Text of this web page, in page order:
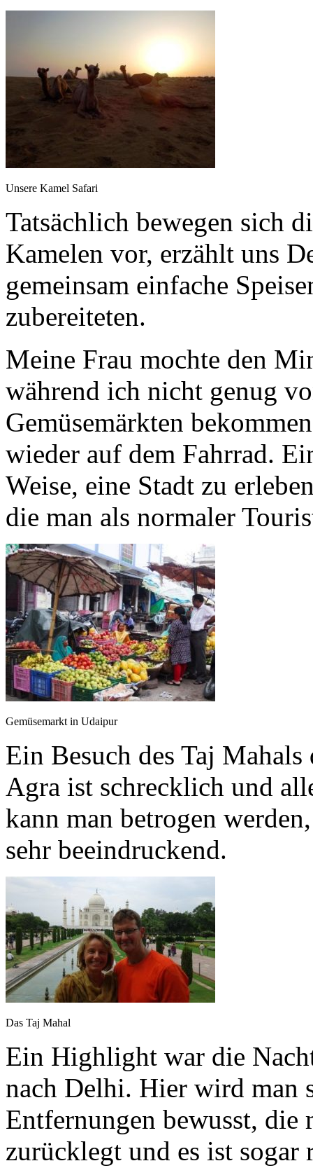
Unsere Kamel Safari
Tatsächlich bewegen sich
Kamelen vor, erzählt uns
gemeinsam einfache
zubereiteten.
Meine Frau mochte den
während ich nicht genug
Gemüsemärkten
wieder auf dem Fahrrad.
Weise, eine Stadt zu
die man als normaler
Gemüsemarkt in Udaipur
Ein Besuch des Taj
Agra ist schrecklich und
kann man betrogen
sehr beeindruckend.
Das Taj Mahal
Ein Highlight war die
nach Delhi. Hier wird man
Entfernungen bewusst, die
zurücklegt und es ist